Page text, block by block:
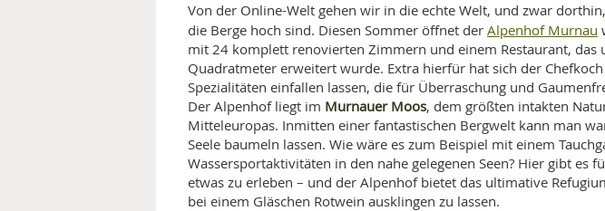
Von der Online-Welt gehen wir in die echte Welt, und zwar
die Berge hoch sind. Diesen Sommer öffnet der Alpenhof Murnau
mit 24 komplett renovierten Zimmern und einem Restaurant, das
Quadratmeter erweitert wurde. Extra hierfür hat sich der
Spezialitäten einfallen lassen, die für Überraschung und
Der Alpenhof liegt im Murnauer Moos, dem größten intakten
Mitteleuropas. Inmitten einer fantastischen Bergwelt kann man
Seele baumeln lassen. Wie wäre es zum Beispiel mit einem
Wassersportaktivitäten in den nahe gelegenen Seen? Hier gibt es
etwas zu erleben – und der Alpenhof bietet das ultimative
bei einem Gläschen Rotwein ausklingen zu lassen.